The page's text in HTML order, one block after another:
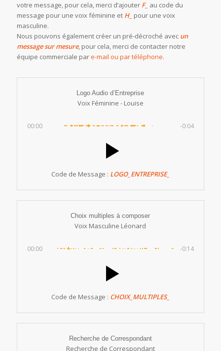
votre message, pour cela, merci d’ajouter F_ au code du
message pour une voix féminine et H_ pour une voix
masculine.
Nous pouvons également créer un pré-décroché avec un
message sur mesure, pour cela, merci de contacter notre
équipe commerciale pare-mail ou par téléphone.
Logo Audio d’Entreprise
Voix Féminine - Louise
00:00 -0:04
Code de Message : LOGO_ENTREPRISE_
Choix multiples à composer
Voix Masculine Léonard
00:00 -0:14
Code de Message : CHOIX_MULTIPLES_
Recherche de Correspondant
Recherche de Correspondant